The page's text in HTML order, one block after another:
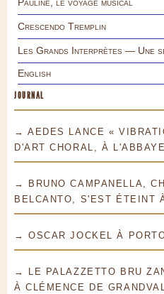
Pauline, le voyage musical
Crescendo Tremplin
Les Grands Interprètes — Une
English
JOURNAL
→ AEDES LANCE «
D'ART CHORAL, À
→ BRUNO CAMPANELLA,
BELCANTO, S'EST ÉTEINT
→ OSCAR JOCKEL À
→ LE PALAZZETTO BRU
À CLÉMENCE DE